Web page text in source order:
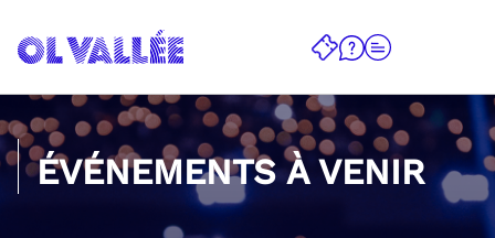
ÉVÉNEMENTS À VENIR